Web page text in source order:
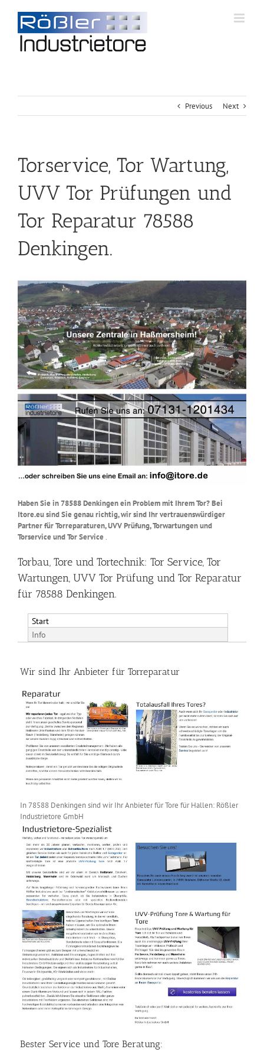
Previous Next
Torservice, Tor Wartung,
UVV Tor Prüfungen und
Tor Reparatur 78588
Denkingen.
Haben Sie in 78588 Denkingen ein Problem mit Ihrem Tor? Bei
Itore.eu sind Sie genau richtig, wir sind Ihr vertrauenswürdiger
Partner für Torreparaturen, UVV Prüfung, Torwartungen und
Torservice und Tor Service .
Torbau, Tore und Tortechnik: Tor Service, Tor
Wartungen, UVV Tor Prüfung und Tor Reparatur
für 78588 Denkingen.
Start
Info
Wir sind Ihr Anbieter für Torreparatur
In 78588 Denkingen sind wir Ihr Anbieter für Tore für Hallen: Rößler
Industrietore GmbH
Bester Service und Tore Beratung: